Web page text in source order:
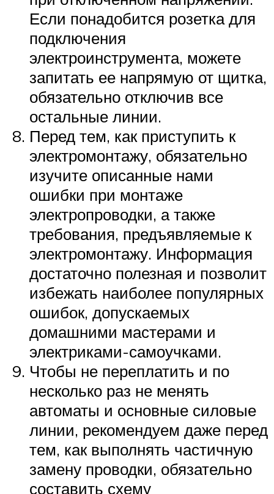
Если понадобится розетка для
подключения
электроинструмента, можете
запитать ее напрямую от щитка,
обязательно отключив все
остальные линии.
Перед тем, как приступить к
электромонтажу, обязательно
изучите описанные нами
ошибки при монтаже
электропроводки, а также
требования, предъявляемые к
электромонтажу. Информация
достаточно полезная и позволит
избежать наиболее популярных
ошибок, допускаемых
домашними мастерами и
электриками-самоучками.
Чтобы не переплатить и по
несколько раз не менять
автоматы и основные силовые
линии, рекомендуем даже перед
тем, как выполнять частичную
замену проводки, обязательно
составить схему